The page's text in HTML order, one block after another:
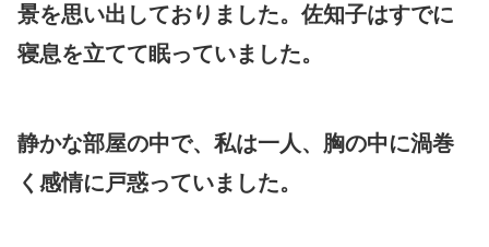
景を思い出しておりました。佐知子はすでに
寝息を立てて眠っていました。
静かな部屋の中で、私は一人、胸の中に渦巻
く感情に戸惑っていました。